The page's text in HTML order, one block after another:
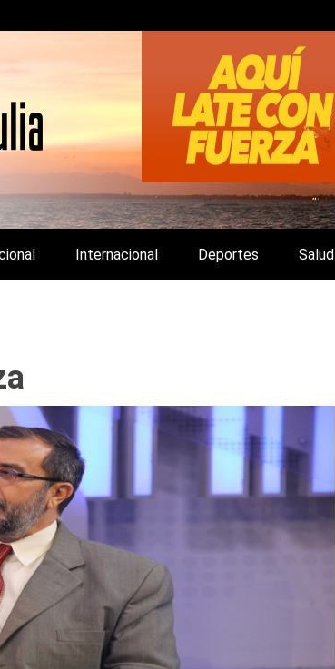
INTERÉS GENERAL.
Internacional Deportes Salud